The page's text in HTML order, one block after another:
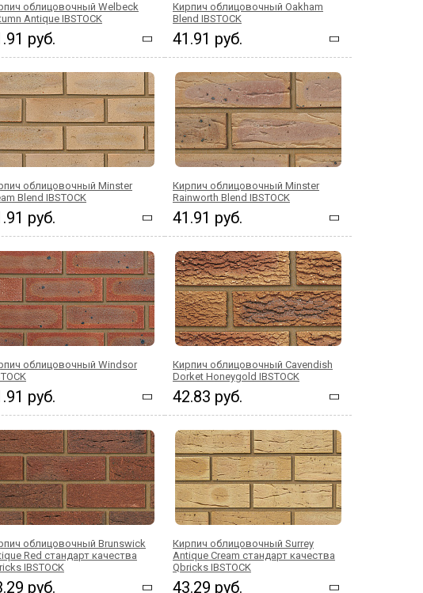
облицовочный Welbeck
Antique IBSTOCK
руб.
Кирпич облицовочный Oakham
Blend IBSTOCK
41.91 руб.
облицовочный Minster
Blend IBSTOCK
руб.
Кирпич облицовочный Minster
Rainworth Blend IBSTOCK
41.91 руб.
облицовочный Windsor
руб.
Кирпич облицовочный Cavendish
Dorket Honeygold IBSTOCK
42.83 руб.
облицовочный Brunswick
Red стандарт качества
IBSTOCK
руб.
Кирпич облицовочный Surrey
Antique Cream стандарт качества
Qbricks IBSTOCK
43.29 руб.